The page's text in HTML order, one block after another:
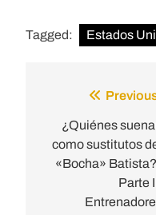
Tagged: Estados
navigation
¿Quiénes
como sustitutos
«Bocha»
Parte